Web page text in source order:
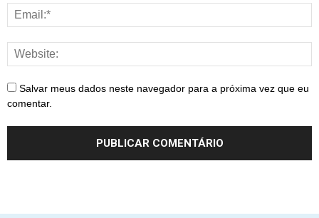
Salvar meus dados neste navegador para a próxima vez que eu
comentar.